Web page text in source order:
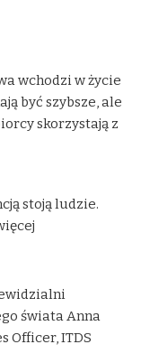
wchodzi w życie
być szybsze, ale
skorzystają z
stoją ludzie.
świata Anna
Officer, ITDS